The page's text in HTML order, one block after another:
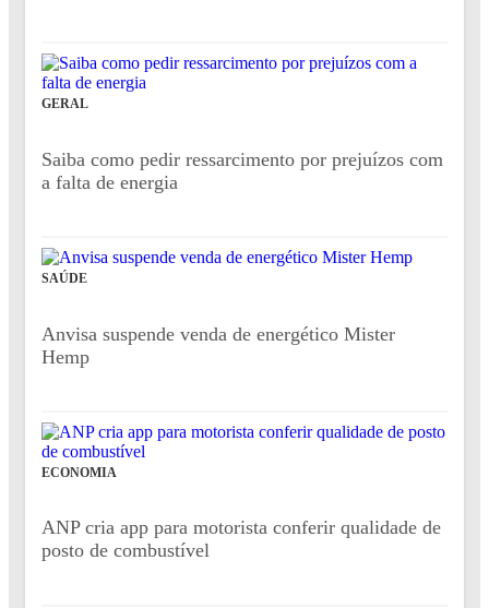
GERAL
Saiba como pedir ressarcimento por prejuízos com
a falta de energia
SAÚDE
Anvisa suspende venda de energético Mister
Hemp
ECONOMIA
ANP cria app para motorista conferir qualidade de
posto de combustível